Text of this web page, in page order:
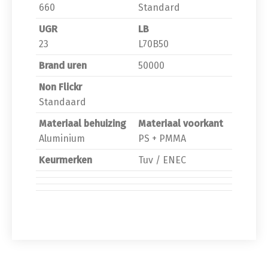
660
Standard
UGR
23
LB
L70B50
Brand uren
50000
Non Flickr
Standaard
Materiaal behuizing
Aluminium
Materiaal voorkant
PS + PMMA
Keurmerken
Tuv / ENEC